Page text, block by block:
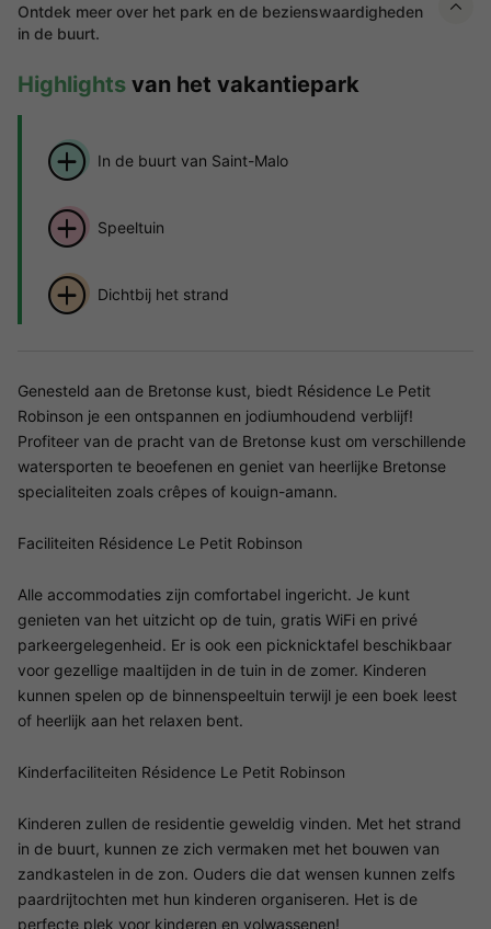
Ontdek meer over het park en de bezienswaardigheden
in de buurt.
Highlights van het vakantiepark
In de buurt van Saint-Malo
Speeltuin
Dichtbij het strand
Genesteld aan de Bretonse kust, biedt Résidence Le Petit
Robinson je een ontspannen en jodiumhoudend verblijf!
Profiteer van de pracht van de Bretonse kust om verschillende
watersporten te beoefenen en geniet van heerlijke Bretonse
specialiteiten zoals crêpes of kouign-amann.
Faciliteiten Résidence Le Petit Robinson
Alle accommodaties zijn comfortabel ingericht. Je kunt
genieten van het uitzicht op de tuin, gratis WiFi en privé
parkeergelegenheid. Er is ook een picknicktafel beschikbaar
voor gezellige maaltijden in de tuin in de zomer. Kinderen
kunnen spelen op de binnenspeeltuin terwijl je een boek leest
of heerlijk aan het relaxen bent.
Kinderfaciliteiten Résidence Le Petit Robinson
Kinderen zullen de residentie geweldig vinden. Met het strand
in de buurt, kunnen ze zich vermaken met het bouwen van
zandkastelen in de zon. Ouders die dat wensen kunnen zelfs
paardrijtochten met hun kinderen organiseren. Het is de
perfecte plek voor kinderen en volwassenen!